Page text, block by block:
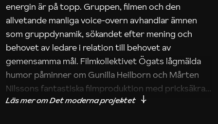
energin är på topp. Gruppen, filmen och den
allvetande manliga voice-overn avhandlar ämnen
som gruppdynamik, sökandet efter mening och
behovet av ledare i relation till behovet av
gemensamma mål. Filmkollektivet Ögats lågmälda
humor påminner om Gunilla Heilborn och Mårten
Nilssons fantastiska filmproduktion med pricksäkra
iakttagelser om hur svårt det kan vara att omsätta